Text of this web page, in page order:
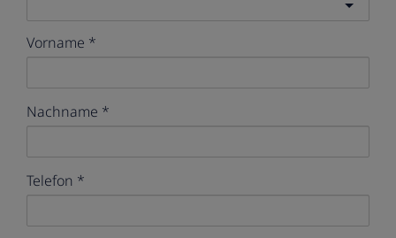
Vorname
Nachname
Telefon